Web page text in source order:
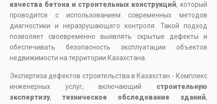
качества бетона и строительных конструкций, который
проводится с использованием современных методов
диагностики и неразрушающего контроля. Такой подход
позволяет своевременно выявлять скрытые дефекты и
обеспечивать безопасность эксплуатации объектов
недвижимости на территории Казахстана.
Экспертиза дефектов строительства в Казахстан - Комплекс
инженерных услуг, включающий строительную
экспертизу, техническое обследование зданий,